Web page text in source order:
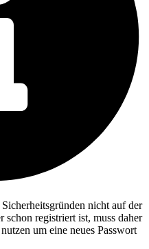
nicht auf der
schon registriert ist, muss daher
um eine neues Passwort